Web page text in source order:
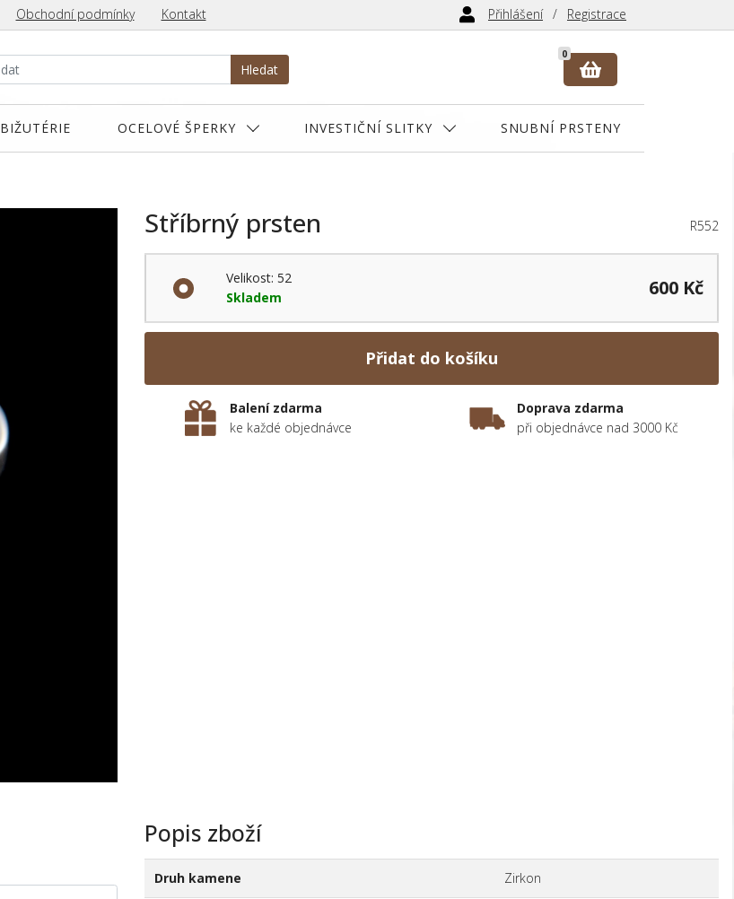
Obchodní podmínky Kontakt Přihlášení Registrace
Hledat
0
BIŽUTÉRIE OCELOVÉ ŠPERKY INVESTIČNÍ SLITKY SNUBNÍ PRSTENY
Stříbrný prsten R552
Velikost: 52
Skladem
600 Kč
Přidat do košíku
Balení zdarma
ke každé objednávce
Doprava zdarma
při objednávce nad 3000 Kč
Popis zboží
Druh kamene Zirkon